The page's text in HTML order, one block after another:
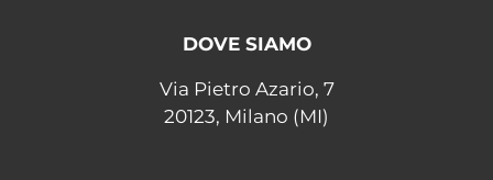
DOVE SIAMO
Via Pietro Azario, 7
20123, Milano (MI)